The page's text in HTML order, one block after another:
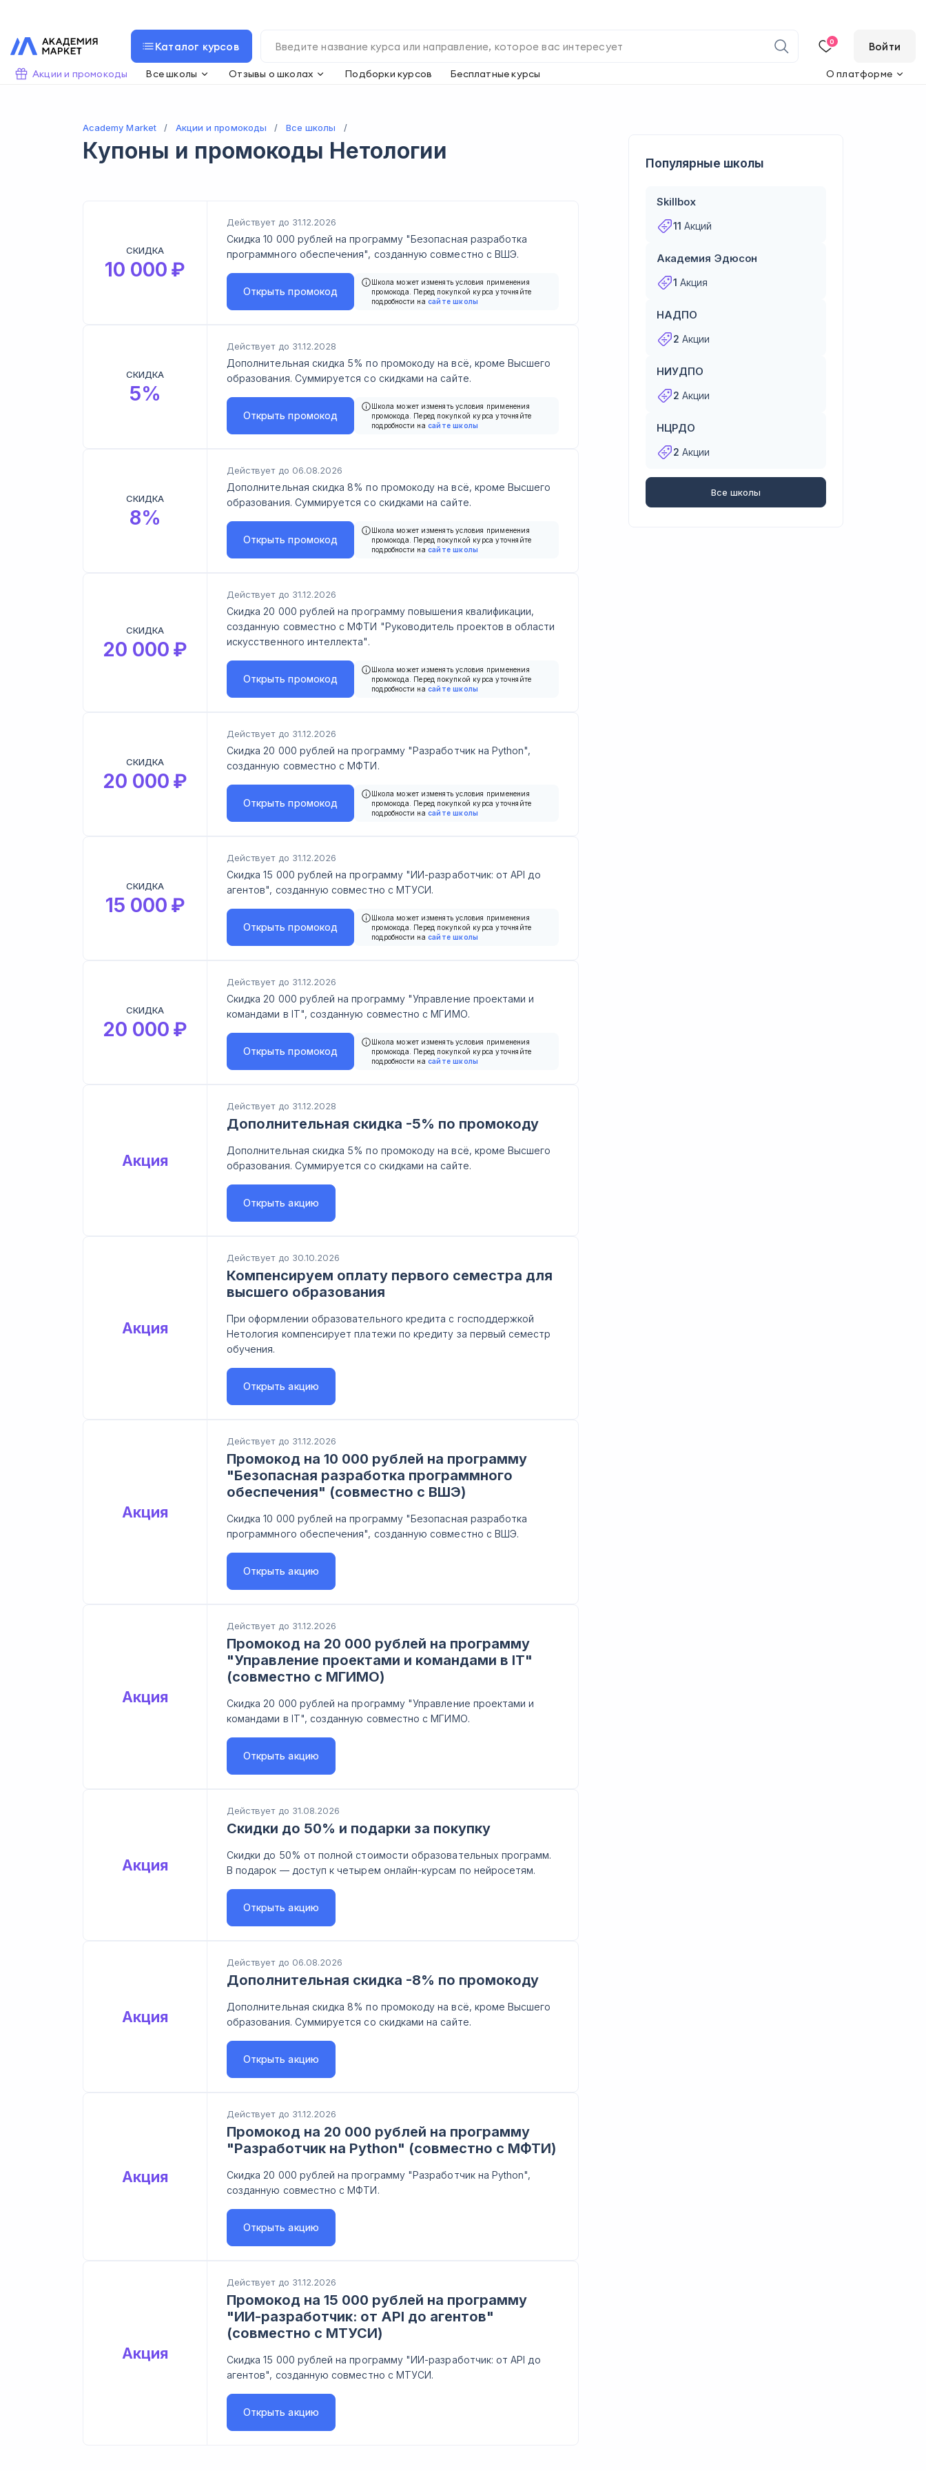
Каталог курсов 0 Войти
Акции и промокоды Все школы Отзывы о школах Подборки курсов Бесплатные курсы О платформе
Academy Market Акции и промокоды Все школы
Купоны и промокоды Нетологии
СКИДКА
10 000 ₽
Действует до 31.12.2026
Скидка 10 000 рублей на программу "Безопасная разработка
программного обеспечения", созданную совместно с ВШЭ.
Открытьпромокод
Школа может изменять условия применения
промокода. Перед покупкой курса уточняйте
подробности на сайте школы
СКИДКА
5%
Действует до 31.12.2028
Дополнительная скидка 5% по промокоду на всё, кроме Высшего
образования. Суммируется со скидками на сайте.
Открытьпромокод
Школа может изменять условия применения
промокода. Перед покупкой курса уточняйте
подробности на сайте школы
СКИДКА
8%
Действует до 06.08.2026
Дополнительная скидка 8% по промокоду на всё, кроме Высшего
образования. Суммируется со скидками на сайте.
Открытьпромокод
Школа может изменять условия применения
промокода. Перед покупкой курса уточняйте
подробности на сайте школы
СКИДКА
20 000 ₽
Действует до 31.12.2026
Скидка 20 000 рублей на программу повышения квалификации,
созданную совместно с МФТИ "Руководитель проектов в области
искусственного интеллекта".
Открытьпромокод
Школа может изменять условия применения
промокода. Перед покупкой курса уточняйте
подробности на сайте школы
СКИДКА
20 000 ₽
Действует до 31.12.2026
Скидка 20 000 рублей на программу "Разработчик на Python",
созданную совместно с МФТИ.
Открытьпромокод
Школа может изменять условия применения
промокода. Перед покупкой курса уточняйте
подробности на сайте школы
СКИДКА
15 000 ₽
Действует до 31.12.2026
Скидка 15 000 рублей на программу "ИИ-разработчик: от API до
агентов", созданную совместно с МТУСИ.
Открытьпромокод
Школа может изменять условия применения
промокода. Перед покупкой курса уточняйте
подробности на сайте школы
СКИДКА
20 000 ₽
Действует до 31.12.2026
Скидка 20 000 рублей на программу "Управление проектами и
командами в IT", созданную совместно с МГИМО.
Открытьпромокод
Школа может изменять условия применения
промокода. Перед покупкой курса уточняйте
подробности на сайте школы
Акция
Действует до 31.12.2028
Дополнительная скидка -5% по промокоду
Дополнительная скидка 5% по промокоду на всё, кроме Высшего
образования. Суммируется со скидками на сайте.
Открытьакцию
Акция
Действует до 30.10.2026
Компенсируем оплату первого семестра для
высшего образования
При оформлении образовательного кредита с господдержкой
Нетология компенсирует платежи по кредиту за первый семестр
обучения.
Открытьакцию
Акция
Действует до 31.12.2026
Промокод на 10 000 рублей на программу
"Безопасная разработка программного
обеспечения" (совместно с ВШЭ)
Скидка 10 000 рублей на программу "Безопасная разработка
программного обеспечения", созданную совместно с ВШЭ.
Открытьакцию
Акция
Действует до 31.12.2026
Промокод на 20 000 рублей на программу
"Управление проектами и командами в IT"
(совместно с МГИМО)
Скидка 20 000 рублей на программу "Управление проектами и
командами в IT", созданную совместно с МГИМО.
Открытьакцию
Акция
Действует до 31.08.2026
Скидки до 50% и подарки за покупку
Скидки до 50% от полной стоимости образовательных программ.
В подарок — доступ к четырем онлайн-курсам по нейросетям.
Открытьакцию
Акция
Действует до 06.08.2026
Дополнительная скидка -8% по промокоду
Дополнительная скидка 8% по промокоду на всё, кроме Высшего
образования. Суммируется со скидками на сайте.
Открытьакцию
Акция
Действует до 31.12.2026
Промокод на 20 000 рублей на программу
"Разработчик на Python" (совместно с МФТИ)
Скидка 20 000 рублей на программу "Разработчик на Python",
созданную совместно с МФТИ.
Открытьакцию
Акция
Действует до 31.12.2026
Промокод на 15 000 рублей на программу
"ИИ-разработчик: от API до агентов"
(совместно с МТУСИ)
Скидка 15 000 рублей на программу "ИИ-разработчик: от API до
агентов", созданную совместно с МТУСИ.
Открытьакцию
Популярные школы
Skillbox
11 Акций
Академия Эдюсон
1 Акция
НАДПО
2 Акции
НИУДПО
2 Акции
НЦРДО
2 Акции
Все школы